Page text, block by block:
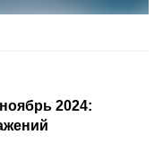
2024: